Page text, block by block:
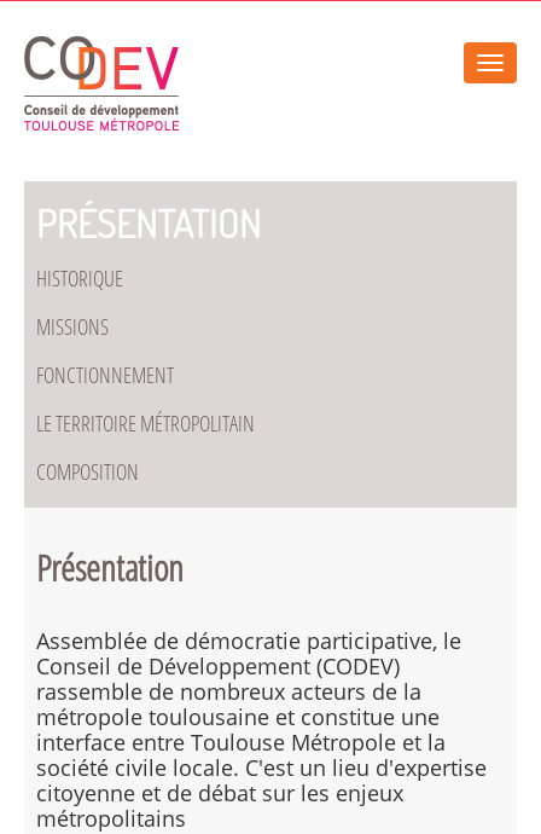
Toggle
PRÉSENTATION
HISTORIQUE
MISSIONS
FONCTIONNEMENT
LE TERRITOIRE MÉTROPOLITAIN
COMPOSITION
Présentation
Assemblée de démocratie participative, le
Conseil de Développement (CODEV)
rassemble de nombreux acteurs de la
métropole toulousaine et constitue une
interface entre Toulouse Métropole et la
société civile locale. C'est un lieu d'expertise
citoyenne et de débat sur les enjeux
métropolitains